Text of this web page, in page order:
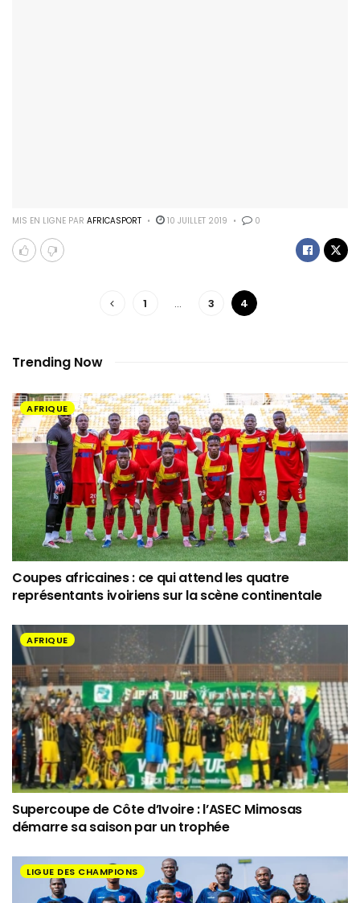
MIS EN LIGNE PAR AFRICASPORT 10 JUILLET 2019 0
1 … 3 4
Trending Now
AFRIQUE
Coupes africaines : ce qui attend les quatre
représentants ivoiriens sur la scène continentale
AFRIQUE
Supercoupe de Côte d’Ivoire : l’ASEC Mimosas
démarre sa saison par un trophée
LIGUE DES CHAMPIONS